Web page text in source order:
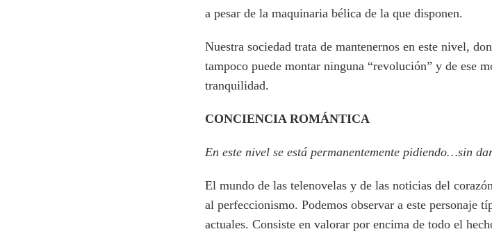
a pesar de la maquinaria bélica de la que disponen.
Nuestra sociedad trata de mantenernos en este nivel,
tampoco puede montar ninguna “revolución” y de ese
tranquilidad.
CONCIENCIA ROMÁNTICA
En este nivel se está permanentemente pidiendo…sin
El mundo de las telenovelas y de las noticias del
al perfeccionismo. Podemos observar a este personaje
actuales. Consiste en valorar por encima de todo el